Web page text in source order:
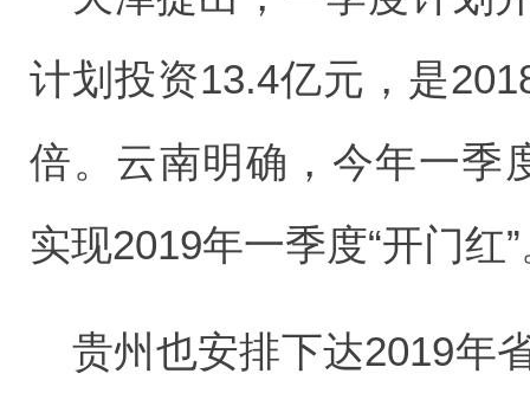
计划投资13.4亿元，是
倍。云南明确，今年一季
实现2019年一季度“开门红
贵州也安排下达2019年